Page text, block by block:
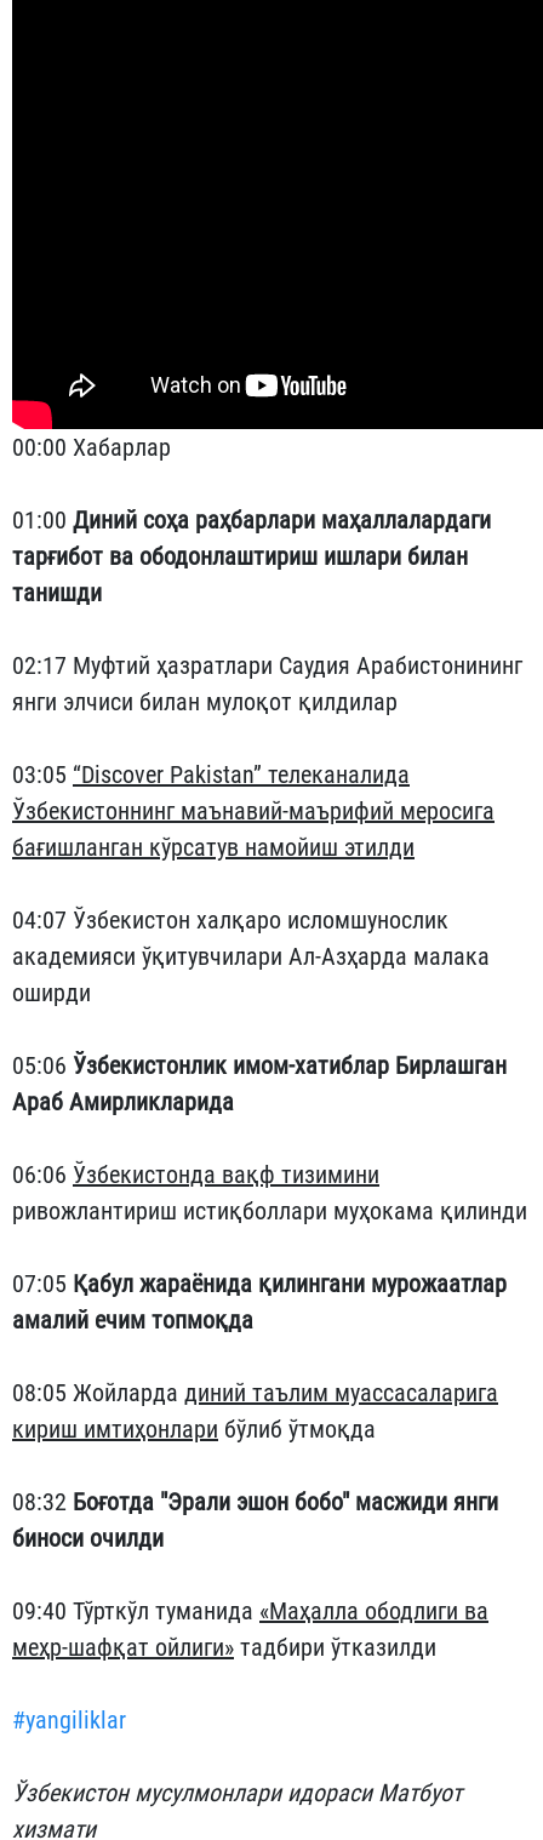
00:00 Хабарлар
01:00 Диний соҳа раҳбарлари маҳаллалардаги
тарғибот ва ободонлаштириш ишлари билан
танишди
02:17 Муфтий ҳазратлари Саудия Арабистонининг
янги элчиси билан мулоқот қилдилар
03:05 “Discover Pakistan” телеканалида
Ўзбекистоннинг маънавий-маърифий меросига
бағишланган кўрсатув намойиш этилди
04:07 Ўзбекистон халқаро исломшунослик
академияси ўқитувчилари Ал-Азҳарда малака
оширди
05:06 Ўзбекистонлик имом-хатиблар Бирлашган
Араб Амирликларида
06:06 Ўзбекистонда вақф тизимини
ривожлантириш истиқболлари муҳокама қилинди
07:05 Қабул жараёнида қилингани мурожаатлар
амалий ечим топмоқда
08:05 Жойларда диний таълим муассасаларига
кириш имтиҳонлари бўлиб ўтмоқда
08:32 Боғотда "Эрали эшон бобо" масжиди янги
биноси очилди
09:40 Тўрткўл туманида «Маҳалла ободлиги ва
меҳр-шафқат ойлиги» тадбири ўтказилди
#yangiliklar
Ўзбекистон мусулмонлари идораси Матбуот
хизмати